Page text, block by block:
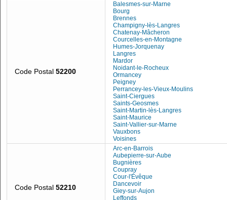
Code Postal 52200
Balesmes-sur-Marne
Bourg
Brennes
Champigny-lès-Langres
Chatenay-Mâcheron
Courcelles-en-Montagne
Humes-Jorquenay
Langres
Mardor
Noidant-le-Rocheux
Ormancey
Peigney
Perrancey-les-Vieux-Moulins
Saint-Ciergues
Saints-Geosmes
Saint-Martin-lès-Langres
Saint-Maurice
Saint-Vallier-sur-Marne
Vauxbons
Voisines
Code Postal 52210
Arc-en-Barrois
Aubepierre-sur-Aube
Bugnières
Coupray
Cour-l'Évêque
Dancevoir
Giey-sur-Aujon
Leffonds